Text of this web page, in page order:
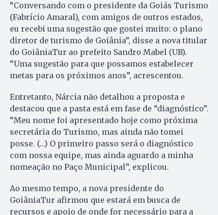
“Conversando com o presidente da Goiás Turismo
(Fabrício Amaral), com amigos de outros estados,
eu recebi uma sugestão que gostei muito: o plano
diretor de turismo de Goiânia”, disse a nova titular
do GoiâniaTur ao prefeito Sandro Mabel (UB).
“Uma sugestão para que possamos estabelecer
metas para os próximos anos”, acrescentou.
Entretanto, Nárcia não detalhou a proposta e
destacou que a pasta está em fase de “diagnóstico”.
“Meu nome foi apresentado hoje como próxima
secretária do Turismo, mas ainda não tomei
posse. (…) O primeiro passo será o diagnóstico
com nossa equipe, mas ainda aguardo a minha
nomeação no Paço Municipal”, explicou.
Ao mesmo tempo, a nova presidente do
GoiâniaTur afirmou que estará em busca de
recursos e apoio de onde for necessário para a